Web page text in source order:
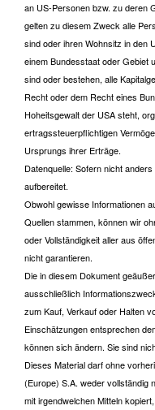
an US-Personen bzw. zu deren
gelten zu diesem Zweck alle
sind oder ihren Wohnsitz in den
einem Bundesstaat oder Gebiet
sind oder bestehen, alle
Recht oder dem Recht eines
Hoheitsgewalt der USA steht,
ertragssteuerpflichtigen
Ursprungs ihrer Erträge.
Datenquelle: Sofern nicht
aufbereitet.
Obwohl gewisse Informationen
Quellen stammen, können wir
oder Vollständigkeit aller aus
nicht garantieren.
Die in diesem Dokument
ausschließlich
zum Kauf, Verkauf oder Halten
Einschätzungen entsprechen
können sich ändern. Sie sind
Dieses Material darf ohne
(Europe) S.A. weder vollständig
mit irgendwelchen Mitteln